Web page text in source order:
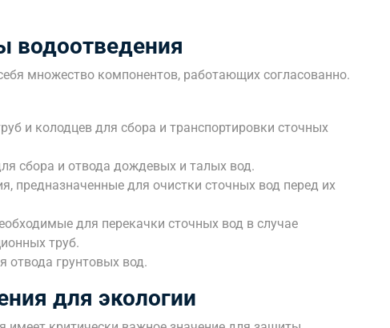
водоотведения
множество компонентов, работающих согласованно.
и колодцев для сбора и транспортировки сточных
сбора и отвода дождевых и талых вод.
предназначенные для очистки сточных вод перед их
для перекачки сточных вод в случае
труб.
отвода грунтовых вод.
для экологии